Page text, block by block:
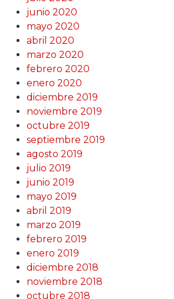
junio 2020
mayo 2020
abril 2020
marzo 2020
febrero 2020
enero 2020
diciembre 2019
noviembre 2019
octubre 2019
septiembre 2019
agosto 2019
julio 2019
junio 2019
mayo 2019
abril 2019
marzo 2019
febrero 2019
enero 2019
diciembre 2018
noviembre 2018
octubre 2018